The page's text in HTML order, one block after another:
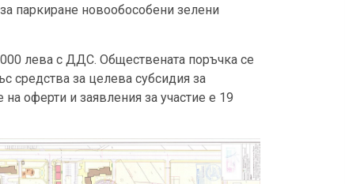
паркиране новообособени зелени
лева с ДДС. Обществената поръчка се
средства за целева субсидия за
оферти и заявления за участие е 19